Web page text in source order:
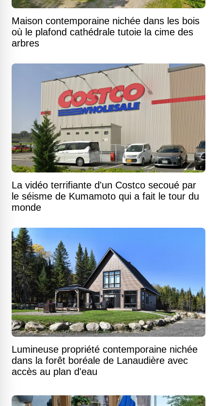
Maison contemporaine nichée dans les bois
où le plafond cathédrale tutoie la cime des
arbres
La vidéo terrifiante d'un Costco secoué par
le séisme de Kumamoto qui a fait le tour du
monde
Lumineuse propriété contemporaine nichée
dans la forêt boréale de Lanaudière avec
accès au plan d'eau